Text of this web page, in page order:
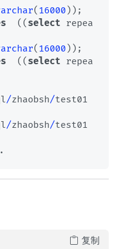
( 16000
  ((
select repea
( 16000
  ((
select repea
/zhaobsh/test01
/zhaobsh/test01
复制